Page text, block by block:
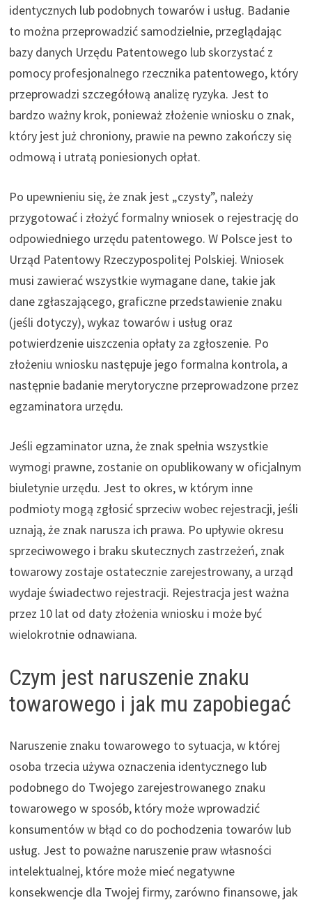
identycznych lub podobnych towarów i usług. Badanie
to można przeprowadzić samodzielnie, przeglądając
bazy danych Urzędu Patentowego lub skorzystać z
pomocy profesjonalnego rzecznika patentowego, który
przeprowadzi szczegółową analizę ryzyka. Jest to
bardzo ważny krok, ponieważ złożenie wniosku o znak,
który jest już chroniony, prawie na pewno zakończy się
odmową i utratą poniesionych opłat.
Po upewnieniu się, że znak jest „czysty”, należy
przygotować i złożyć formalny wniosek o rejestrację do
odpowiedniego urzędu patentowego. W Polsce jest to
Urząd Patentowy Rzeczypospolitej Polskiej. Wniosek
musi zawierać wszystkie wymagane dane, takie jak
dane zgłaszającego, graficzne przedstawienie znaku
(jeśli dotyczy), wykaz towarów i usług oraz
potwierdzenie uiszczenia opłaty za zgłoszenie. Po
złożeniu wniosku następuje jego formalna kontrola, a
następnie badanie merytoryczne przeprowadzone przez
egzaminatora urzędu.
Jeśli egzaminator uzna, że znak spełnia wszystkie
wymogi prawne, zostanie on opublikowany w oficjalnym
biuletynie urzędu. Jest to okres, w którym inne
podmioty mogą zgłosić sprzeciw wobec rejestracji, jeśli
uznają, że znak narusza ich prawa. Po upływie okresu
sprzeciwowego i braku skutecznych zastrzeżeń, znak
towarowy zostaje ostatecznie zarejestrowany, a urząd
wydaje świadectwo rejestracji. Rejestracja jest ważna
przez 10 lat od daty złożenia wniosku i może być
wielokrotnie odnawiana.
Czym jest naruszenie znaku
towarowego i jak mu zapobiegać
Naruszenie znaku towarowego to sytuacja, w której
osoba trzecia używa oznaczenia identycznego lub
podobnego do Twojego zarejestrowanego znaku
towarowego w sposób, który może wprowadzić
konsumentów w błąd co do pochodzenia towarów lub
usług. Jest to poważne naruszenie praw własności
intelektualnej, które może mieć negatywne
konsekwencje dla Twojej firmy, zarówno finansowe, jak